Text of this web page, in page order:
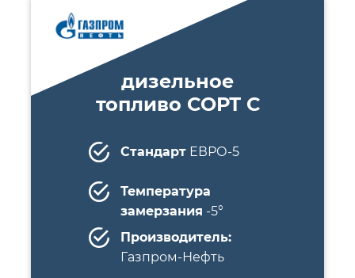
дизельное
топливо СОРТ С
СтандартЕВРО-5
Температура
замерзания -5°
Производитель:
Газпром-Нефть